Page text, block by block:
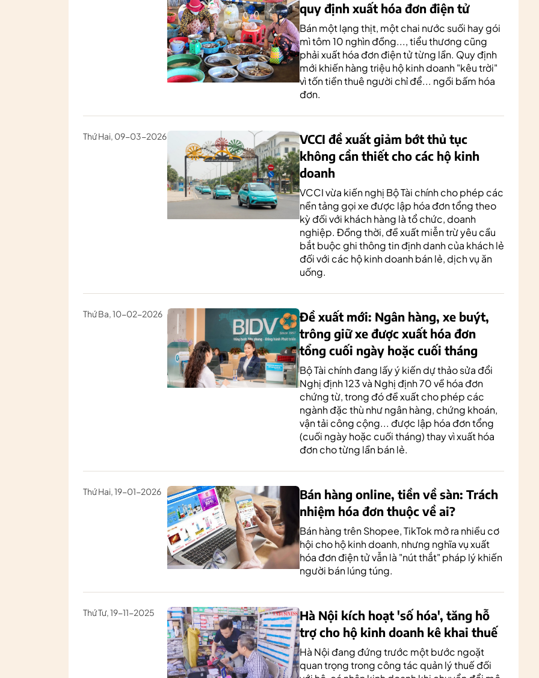
quy định xuất hóa đơn điện tử
Bán một lạng thịt, một chai nước suối hay gói
mì tôm 10 nghìn đồng..., tiểu thương cũng
phải xuất hóa đơn điện tử từng lần. Quy định
mới khiến hàng triệu hộ kinh doanh "kêu trời"
vì tốn tiền thuê người chỉ để... ngồi bấm hóa
đơn.
Thứ Hai, 09-03-2026
VCCI đề xuất giảm bớt thủ tục
không cần thiết cho các hộ kinh
doanh
VCCI vừa kiến nghị Bộ Tài chính cho phép các
nền tảng gọi xe được lập hóa đơn tổng theo
kỳ đối với khách hàng là tổ chức, doanh
nghiệp. Đồng thời, đề xuất miễn trừ yêu cầu
bắt buộc ghi thông tin định danh của khách lẻ
đối với các hộ kinh doanh bán lẻ, dịch vụ ăn
uống.
Thứ Ba, 10-02-2026
Đề xuất mới: Ngân hàng, xe buýt,
trông giữ xe được xuất hóa đơn
tổng cuối ngày hoặc cuối tháng
Bộ Tài chính đang lấy ý kiến dự thảo sửa đổi
Nghị định 123 và Nghị định 70 về hóa đơn
chứng từ, trong đó đề xuất cho phép các
ngành đặc thù như ngân hàng, chứng khoán,
vận tải công cộng... được lập hóa đơn tổng
(cuối ngày hoặc cuối tháng) thay vì xuất hóa
đơn cho từng lần bán lẻ.
Thứ Hai, 19-01-2026
Bán hàng online, tiền về sàn: Trách
nhiệm hóa đơn thuộc về ai?
Bán hàng trên Shopee, TikTok mở ra nhiều cơ
hội cho hộ kinh doanh, nhưng nghĩa vụ xuất
hóa đơn điện tử vẫn là "nút thắt" pháp lý khiến
người bán lúng túng.
Thứ Tư, 19-11-2025
Hà Nội kích hoạt 'số hóa', tăng hỗ
trợ cho hộ kinh doanh kê khai thuế
Hà Nội đang đứng trước một bước ngoặt
quan trọng trong công tác quản lý thuế đối